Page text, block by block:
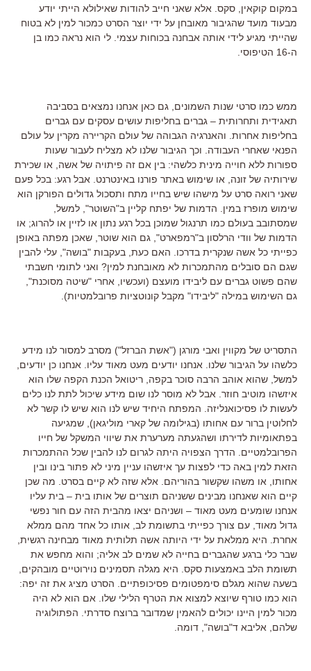
במקום קוקאין, סקס. אלא שאני חייב להודות שאילולא הייתי יודע
מבעוד מועד שהגיבור מאובחן על ידי יוצר הסרט כמכור למין לא בטוח
שהייתי מגיע לידי אותה אבחנה בכוחות עצמי. לי הוא נראה כמו בן
ה-16 הטיפוסי.
ממש כמו סרטי שנות השמונים, גם כאן אנחנו נמצאים בסביבה
תאגידית ותחרותית – גברים בחליפות עושים עסקים עם גברים
בחליפות אחרות. והאנרגיה הגבוהה של עולם הקריירה מקרין על עולם
הפנאי שאחרי העבודה. וכך הגיבור שלנו לא מצליח לעבור שעות
ספורות ללא חוייה מינית כלשהי: בין אם זה פיתויה של אשה, או שכירת
שירותיה של זונה, או שימוש באתר פורנו באינטרנט. אבל רגע: בכל פעם
שאני רואה סרט על מישהו שיש בחייו מתח ותסכול גדולים הפורקן הוא
שימוש מופרז במין. הדמות של יפתח קליין ב"השוטר", למשל,
שמסתובב בעולם כמו תרנגול שמוכן בכל רגע נתון או לזיין או להרוג; או
הדמות של וודי הרלסון ב"רמפארט", גם הוא שוטר, שאכן מפתה באופן
כפייתי כל אשה שנקרית בדרכו. האם כעת, בעקבות "בושה", עלי להבין
שגם הם סובלים מהתמכרות לא מאובחנת למין? ואני לתומי חשבתי
שהם פשוט גברים עם ליבידו מועצם (ועכשיו, אחרי "שיטה מסוכנת",
גם השימוש במילה "ליבידו" מקבל קונוטציות פרובלמטיות).
התסריט של מקווין ואבי מורגן ("אשת הברזל") מסרב למסור לנו מידע
כלשהו על הגיבור שלנו. אנחנו יודעים מעט מאוד עליו. אנחנו כן יודעים,
למשל, שהוא אוהב הרבה סוכר בקפה, ריטואל הכנת הקפה שלו הוא
איזשהו מוטיב חוזר. אבל לא מוסר לנו שום מידע שיכול לתת לנו כלים
לעשות לו פסיכואנליזה. המפתח היחיד שיש לנו הוא שיש לו קשר לא
לחלוטין ברור עם אחותו (בגילומה של קארי מוליגאן), שמגיעה
בפתאומיות לדירתו ושהגעתה מערערת את שיווי המשקל של חייו
הפרובלמטיים. הדרך הצפויה היתה לגרום לנו להבין שכל ההתמכרות
הזאת למין באה כדי לפצות עך איזשהו עניין מיני לא פתור בינו ובין
אחותו, או משהו שקשור בהוריהם. אלא שזה לא קיים בסרט. מה שכן
קיים הוא שאנחנו מבינים ששניהם תוצרים של אותו בית – בית עליו
אנחנו שומעים מעט מאוד – ושניהם יצאו מהבית הזה עם חור נפשי
גדול מאוד, עם צורך כפייתי בתשומת לב, אותו כל אחד מהם ממלא
אחרת. היא ממלאת על ידי היותה אשה תלותית מאוד מבחינה רגשית,
שבר כלי ברגע שהגברים בחייה לא שמים לב אליה; והוא מחפש את
תשומת הלב באמצעות סקס. היא מגלה תסמינים נוירוטיים מובהקים,
בשעה שהוא מגלם סימפטומים פסיכופתיים. הסרט מציג את זה יפה:
הוא כמו טורף שיוצא למצוא את הטרף הלילי שלו. אם הוא לא היה
מכור למין היינו יכולים להאמין שמדובר ברוצח סדרתי. הפתולוגיה
שלהם, אליבא ד"בושה", דומה.